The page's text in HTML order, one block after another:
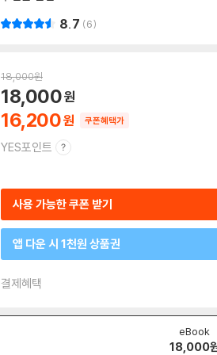
8.7 6
18,000원
16,200
18,000
쿠폰혜택가
YES포인트
사용 가능한 쿠폰 받기
앱 다운 시 1천원 상품권
결제혜택
eBook
18,000